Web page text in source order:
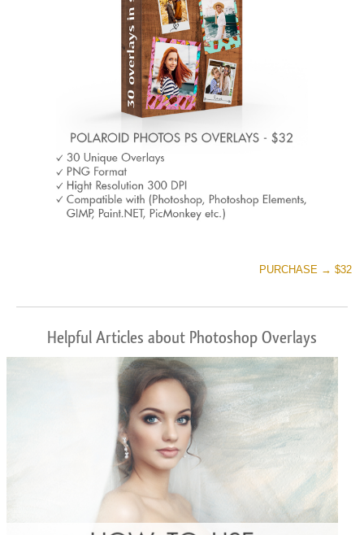
PURCHASE → $32
Helpful Articles about Photoshop Overlays